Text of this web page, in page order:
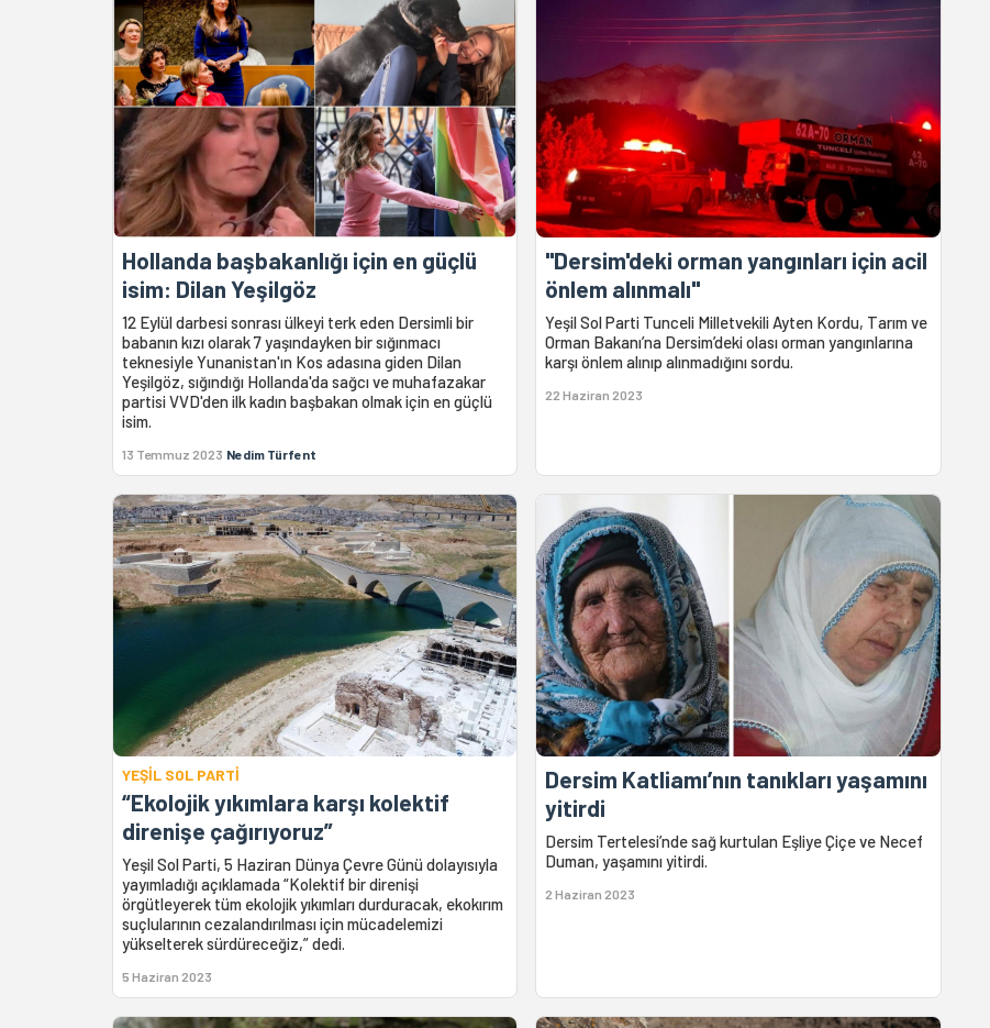
Hollanda başbakanlığı için en güçlü
isim: Dilan Yeşilgöz
12 Eylül darbesi sonrası ülkeyi terk eden Dersimli bir
babanın kızı olarak 7 yaşındayken bir sığınmacı
teknesiyle Yunanistan'ın Kos adasına giden Dilan
Yeşilgöz, sığındığı Hollanda'da sağcı ve muhafazakar
partisi VVD'den ilk kadın başbakan olmak için en güçlü
isim.
13 Temmuz 2023 Nedim Türfent
"Dersim'deki orman yangınları için acil
önlem alınmalı"
Yeşil Sol Parti Tunceli Milletvekili Ayten Kordu, Tarım ve
Orman Bakanı’na Dersim’deki olası orman yangınlarına
karşı önlem alınıp alınmadığını sordu.
22 Haziran 2023
YEŞİL SOL PARTİ
“Ekolojik yıkımlara karşı kolektif
direnişe çağırıyoruz”
Yeşil Sol Parti, 5 Haziran Dünya Çevre Günü dolayısıyla
yayımladığı açıklamada “Kolektif bir direnişi
örgütleyerek tüm ekolojik yıkımları durduracak, ekokırım
suçlularının cezalandırılması için mücadelemizi
yükselterek sürdüreceğiz,” dedi.
5 Haziran 2023
Dersim Katliamı’nın tanıkları yaşamını
yitirdi
Dersim Tertelesi’nde sağ kurtulan Eşliye Çiçe ve Necef
Duman, yaşamını yitirdi.
2 Haziran 2023